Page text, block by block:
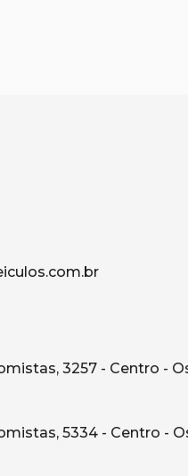
3257 - Centro -
5334 - Centro -